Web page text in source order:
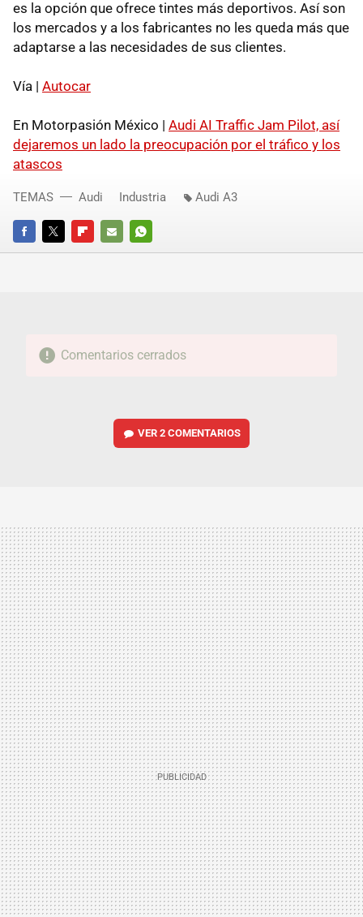
es la opción que ofrece tintes más deportivos. Así son
los mercados y a los fabricantes no les queda más que
adaptarse a las necesidades de sus clientes.
Vía | Autocar
En Motorpasión México | Audi AI Traffic Jam Pilot, así
dejaremos un lado la preocupación por el tráfico y los
atascos
FACEBOOKTWITTERFLIPBOARD
E-
WHATSAPP
TEMAS Audi Industria Audi A3
Comentarios cerrados
VER2 COMENTARIOS